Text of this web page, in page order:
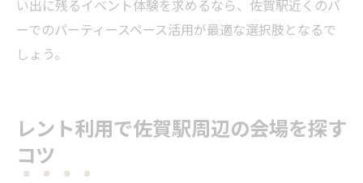
い出に残るイベント体験を求めるなら、佐賀駅近くのバ
ーでのパーティースペース活用が最適な選択肢となるで
しょう。
レント利用で佐賀駅周辺の会場を探す
コツ